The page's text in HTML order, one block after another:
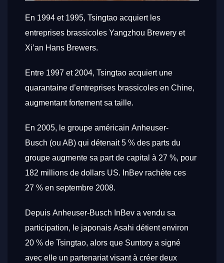
En 1994 et 1995, Tsingtao acquiert les
entreprises brassicoles Yangzhou Brewery et
Xi’an Hans Brewers.
Entre 1997 et 2004, Tsingtao acquiert une
quarantaine d’entreprises brassicoles en Chine,
augmentant fortement sa taille.
En 2005, le groupe américain Anheuser-
Busch (ou AB) qui détenait 5 % des parts du
groupe augmente sa part de capital à 27 %, pour
182 millions de dollars US. InBev rachète ces
27 % en septembre 2008.
Depuis Anheuser-Busch InBev a vendu sa
participation, le japonais Asahi détient environ
20 % de Tsingtao, alors que Suntory a signé
avec elle un partenariat visant à créer deux